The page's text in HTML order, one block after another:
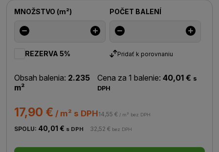
MNOŽSTVO (m²) POČET BALENÍ
REZERVA 5% Pridať k porovnaniu
Obsah balenia: 2.235
m²
Cena za 1 balenie: 40,01 € s
DPH
17,90 € / m² s DPH14,55 € / m² bez DPH
SPOLU: 40,01 € s DPH 32,52 € bez DPH